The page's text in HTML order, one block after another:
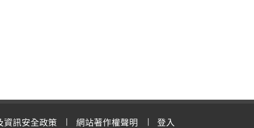
資訊安全政策 網站著作權聲明 登入